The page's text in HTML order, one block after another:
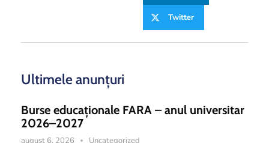
Twitter
Ultimele anunțuri
Burse educaționale FARA – anul universitar
2026–2027
august 6, 2026 Uncategorized